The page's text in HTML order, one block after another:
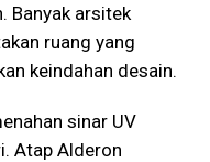
Banyak arsitek
ruang yang
keindahan desain.
sinar UV
Atap Alderon